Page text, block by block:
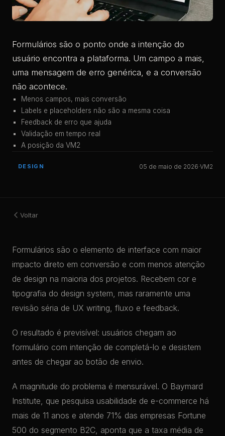
Formulários são o ponto onde a intenção do
usuário encontra a plataforma. Um campo a mais,
uma mensagem de erro genérica, e a conversão
não acontece.
Menos campos, mais conversão
Labels e placeholders não são a mesma coisa
Feedback de erro que ajuda
Validação em tempo real
A posição da VM2
DESIGN 05 de maio de 2026·VM2
Voltar
Formulários são o elemento de interface com maior
impacto direto em conversão e com menos atenção
de design na maioria dos projetos. Recebem cor e
tipografia do design system, mas raramente uma
revisão séria de UX writing, fluxo e feedback.
O resultado é previsível: usuários chegam ao
formulário com intenção de completá-lo e desistem
antes de chegar ao botão de envio.
A magnitude do problema é mensurável. O Baymard
Institute, que pesquisa usabilidade de e-commerce há
mais de 11 anos e atende 71% das empresas Fortune
500 do segmento B2C, aponta que a taxa média de